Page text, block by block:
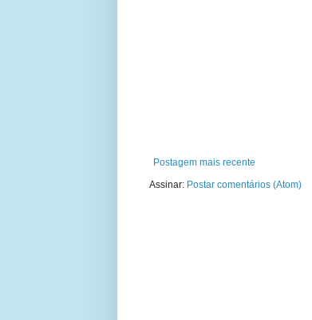
Postagem mais recente
Assinar: Postar comentários (Atom)